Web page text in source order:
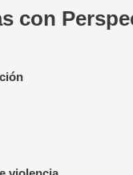
con